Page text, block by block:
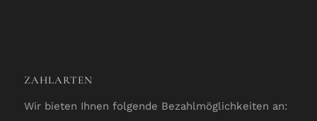
ZAHLARTEN
Wir bieten Ihnen folgende Bezahlmöglichkeiten an: